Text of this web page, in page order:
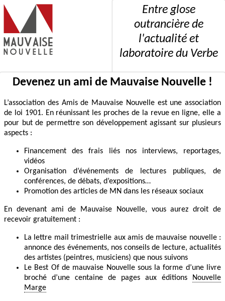
Entre glose
outrancière de
l'actualité et
laboratoire du Verbe
Devenez un ami de Mauvaise Nouvelle !
L’association des Amis de Mauvaise Nouvelle est une association
de loi 1901. En réunissant les proches de la revue en ligne, elle a
pour but de permettre son développement agissant sur plusieurs
aspects :
Financement des frais liés nos interviews, reportages,
vidéos
Organisation d’événements de lectures publiques, de
conférences, de débats, d’expositions…
Promotion des articles de MN dans les réseaux sociaux
En devenant ami de Mauvaise Nouvelle, vous aurez droit de
recevoir gratuitement :
La lettre mail trimestrielle aux amis de mauvaise nouvelle :
annonce des événements, nos conseils de lecture, actualités
des artistes (peintres, musiciens) que nous suivons
Le Best Of de mauvaise Nouvelle sous la forme d’une livre
broché d’une centaine de pages aux éditions
Nouvelle
Marge